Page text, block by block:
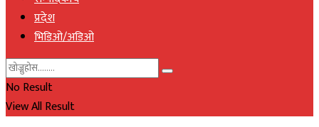
प्रदेश
भिडिओ/अडिओ
No Result
View All Result